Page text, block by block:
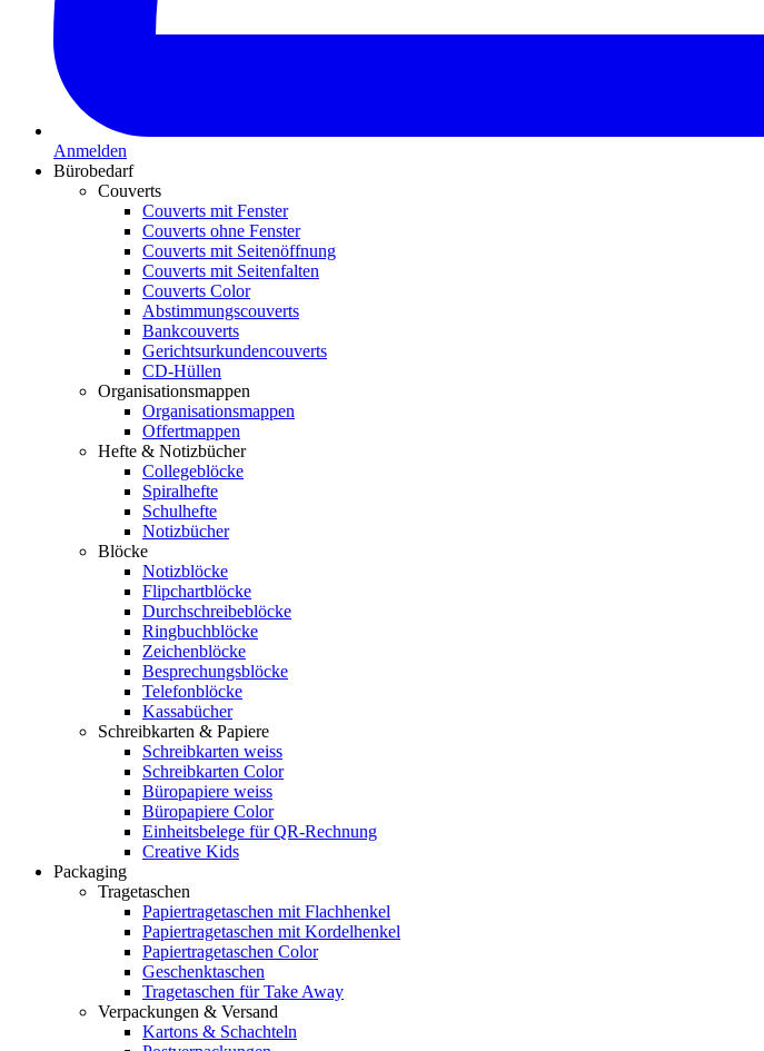
Anmelden
Bürobedarf
Couverts
Couverts mit Fenster
Couverts ohne Fenster
Couverts mit Seitenöffnung
Couverts mit Seitenfalten
Couverts Color
Abstimmungscouverts
Bankcouverts
Gerichtsurkundencouverts
CD-Hüllen
Organisationsmappen
Organisationsmappen
Offertmappen
Hefte & Notizbücher
Collegeblöcke
Spiralhefte
Schulhefte
Notizbücher
Blöcke
Notizblöcke
Flipchartblöcke
Durchschreibeblöcke
Ringbuchblöcke
Zeichenblöcke
Besprechungsblöcke
Telefonblöcke
Kassabücher
Schreibkarten & Papiere
Schreibkarten weiss
Schreibkarten Color
Büropapiere weiss
Büropapiere Color
Einheitsbelege für QR-Rechnung
Creative Kids
Packaging
Tragetaschen
Papiertragetaschen mit Flachhenkel
Papiertragetaschen mit Kordelhenkel
Papiertragetaschen Color
Geschenktaschen
Tragetaschen für Take Away
Verpackungen & Versand
Kartons & Schachteln